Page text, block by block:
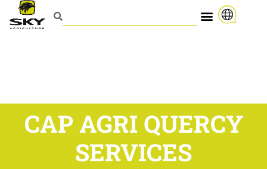
CAP AGRI QUERCY
SERVICES